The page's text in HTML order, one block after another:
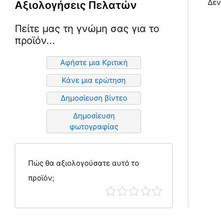
Αξιολογήσεις Πελατών
Πείτε μας τη γνώμη σας για το
προϊόν...
Αφήστε μια Κριτική
Κάνε μια ερώτηση
Δημοσίευση βίντεο
Δημοσίευση
φωτογραφίας
Πώς θα αξιολογούσατε αυτό το
προϊόν;